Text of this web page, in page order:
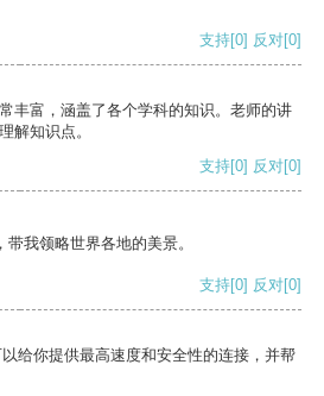
支持[0] 反对[0]
丰富，涵盖了各个学科的知识。老师的讲
解知识点。
支持[0] 反对[0]
我领略世界各地的美景。
支持[0] 反对[0]
给你提供最高速度和安全性的连接，并帮